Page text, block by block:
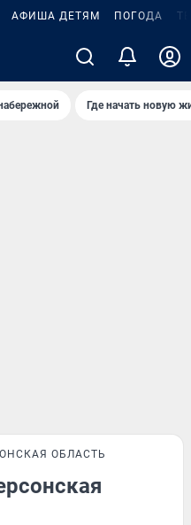
АФИША ДЕТЯМ ПОГОДА
Где начать новую
ОБЛАСТЬ